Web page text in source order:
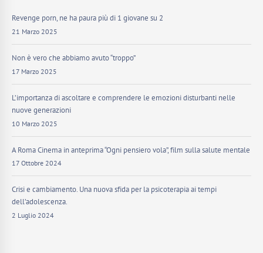
Revenge porn, ne ha paura più di 1 giovane su 2
21 Marzo 2025
Non è vero che abbiamo avuto “troppo”
17 Marzo 2025
L’importanza di ascoltare e comprendere le emozioni disturbanti nelle
nuove generazioni
10 Marzo 2025
A Roma Cinema in anteprima “Ogni pensiero vola”, film sulla salute mentale
17 Ottobre 2024
Crisi e cambiamento. Una nuova sfida per la psicoterapia ai tempi
dell’adolescenza.
2 Luglio 2024